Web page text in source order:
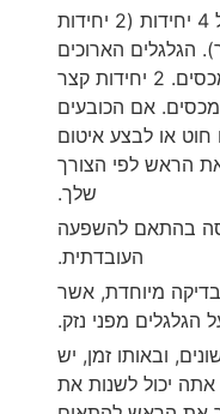
לראש המכסה יש גלגלים של 4 יחידות (2 יחידות
יותר). הגלגלים הארוכים
יותר משמשים לייצור חוט על המכסים. 2 יחידות קצר
אם הכובעים
או לבצע איטום
את הראש לפי הצורך
שלך.
בהתאם להשפעה
העובדתית.
מיוחדת, אשר
הגלגלים מפני נזק.
ובאותו זמן, יש
יכול לשנות את